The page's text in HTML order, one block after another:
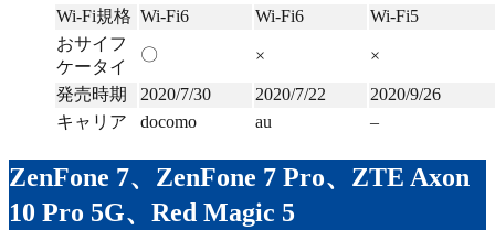
Wi-Fi規格 Wi-Fi6 Wi-Fi6
Wi-Fi5
おサイフ
ケータイ
〇 × ×
発売時期 2020/7/30 2020/7/22
2020/9/26
キャリア
docomo au –
ZenFone 7、ZenFone 7 Pro、ZTE Axon
10 Pro 5G、Red Magic 5